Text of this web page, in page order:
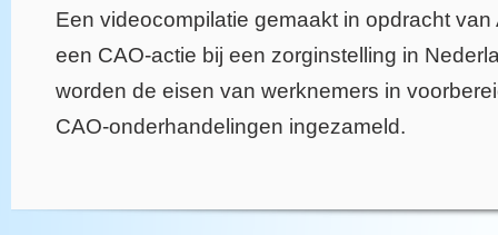
Een videocompilatie gemaakt in opdracht
een CAO-actie bij een zorginstelling in
worden de eisen van werknemers in
CAO-onderhandelingen ingezameld.